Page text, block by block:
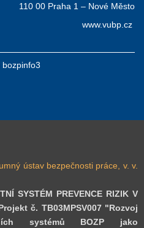
110 00 Praha 1 – Nové Město
www.vubp.cz
ústav bezpečnosti práce, v. v.
SYSTÉM PREVENCE RIZIK V
č. TB03MPSV007 "Rozvoj
systémů BOZP jako